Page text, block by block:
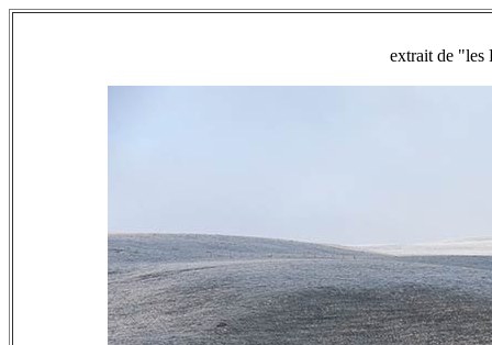
extrait de "les